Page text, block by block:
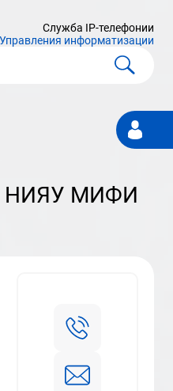
Служба IP-телефонии
Управления информатизации
Личный
кабинет
НИЯУ МИФИ